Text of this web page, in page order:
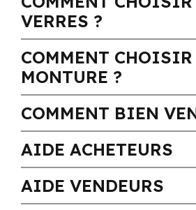
VERRES ?
COMMENT
MONTURE ?
COMMENT BIEN
AIDE ACHETEURS
AIDE VENDEURS